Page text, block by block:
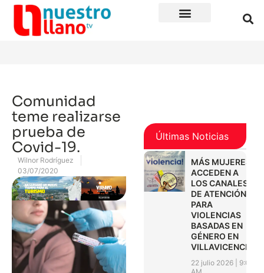
Comunidad
teme realizarse
prueba de
Covid-19.
Wilnor Rodríguez
03/07/2020
Últimas Noticias
MÁS MUJERES
ACCEDEN A
LOS CANALES
DE ATENCIÓN
PARA
VIOLENCIAS
BASADAS EN
GÉNERO EN
VILLAVICENCIO
22 julio 2026
9:01